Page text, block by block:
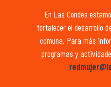
En Las Condes
fortalecer el desarrollo
comuna. Para más
programas y